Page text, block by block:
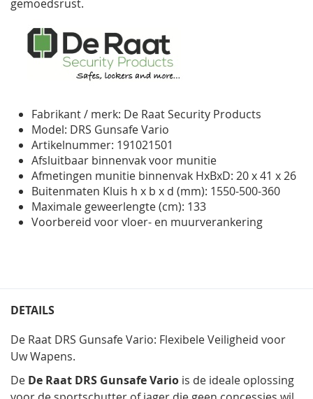
gemoedsrust.
Fabrikant / merk: De Raat Security Products
Model: DRS Gunsafe Vario
Artikelnummer: 191021501
Afsluitbaar binnenvak voor munitie
Afmetingen munitie binnenvak HxBxD: 20 x 41 x 26
Buitenmaten Kluis h x b x d (mm): 1550-500-360
Maximale geweerlengte (cm): 133
Voorbereid voor vloer- en muurverankering
DETAILS
De Raat DRS Gunsafe Vario: Flexibele Veiligheid voor
Uw Wapens.
De De Raat DRS Gunsafe Vario is de ideale oplossing